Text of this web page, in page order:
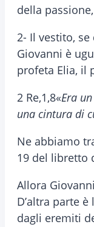
della
2- Il vestito,
Giovanni è
profeta Elia, il
2 Re,1,8«Era
una cintura di
Ne abbiamo
19 del libretto
Allora
D’altra parte
dagli eremiti